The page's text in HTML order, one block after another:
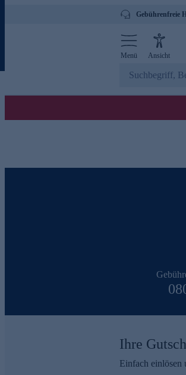
Gebührenfreie
Menü Ansicht
Ihre
Einfach einlösen